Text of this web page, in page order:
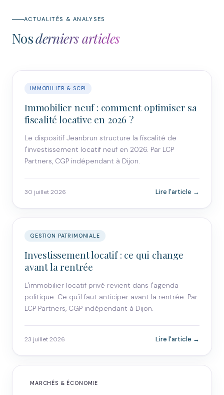
ACTUALITÉS & ANALYSES
Nosderniers articles
IMMOBILIER & SCPI
Immobilier neuf : comment optimiser sa
fiscalité locative en 2026 ?
Le dispositif Jeanbrun structure la fiscalité de
l'investissement locatif neuf en 2026. Par LCP
Partners, CGP indépendant à Dijon.
30 juillet 2026 Lire l'article →
GESTION PATRIMONIALE
Investissement locatif : ce qui change
avant la rentrée
L'immobilier locatif privé revient dans l'agenda
politique. Ce qu'il faut anticiper avant la rentrée. Par
LCP Partners, CGP indépendant à Dijon.
23 juillet 2026 Lire l'article →
MARCHÉS & ÉCONOMIE